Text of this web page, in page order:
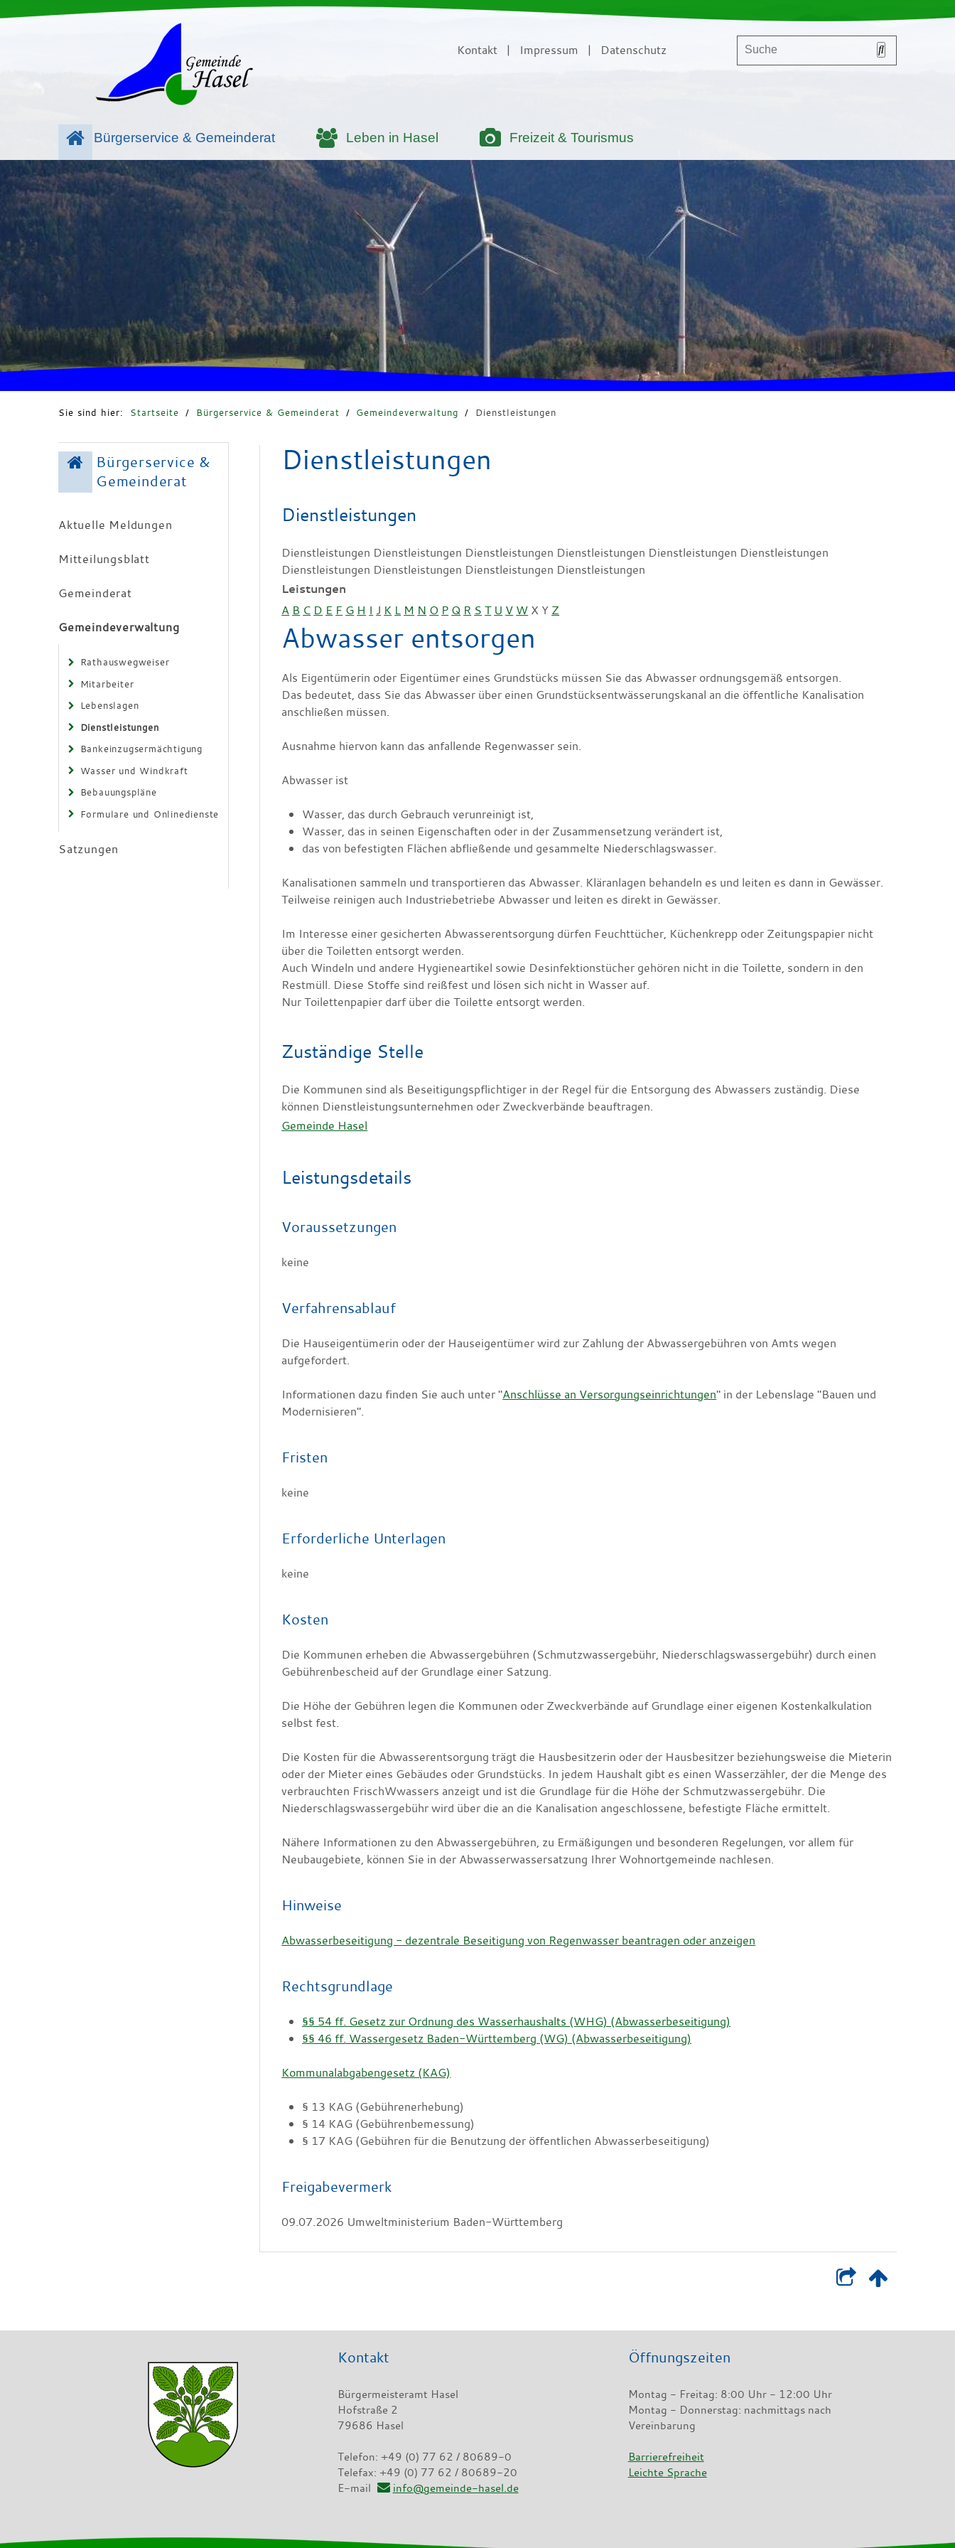
Kontakt | Impressum | Datenschutz
Bürgerservice & Gemeinderat Leben in Hasel Freizeit & Tourismus
Sie sind hier: Startseite / Bürgerservice & Gemeinderat / Gemeindeverwaltung / Dienstleistungen
Bürgerservice &
Gemeinderat
Aktuelle Meldungen
Mitteilungsblatt
Gemeinderat
Gemeindeverwaltung
Rathauswegweiser
Mitarbeiter
Lebenslagen
Dienstleistungen
Bankeinzugsermächtigung
Wasser und Windkraft
Bebauungspläne
Formulare und Onlinedienste
Satzungen
Dienstleistungen
Dienstleistungen
Dienstleistungen Dienstleistungen Dienstleistungen Dienstleistungen Dienstleistungen Dienstleistungen
Dienstleistungen Dienstleistungen Dienstleistungen Dienstleistungen
Leistungen
A B C D E F G H I J K L M N O P Q R S T U V W X Y Z
Abwasser entsorgen
Als Eigentümerin oder Eigentümer eines Grundstücks müssen Sie das Abwasser ordnungsgemäß entsorgen.
Das bedeutet, dass Sie das Abwasser über einen Grundstücksentwässerungskanal an die öffentliche Kanalisation
anschließen müssen.
Ausnahme hiervon kann das anfallende Regenwasser sein.
Abwasser ist
Wasser, das durch Gebrauch verunreinigt ist,
Wasser, das in seinen Eigenschaften oder in der Zusammensetzung verändert ist,
das von befestigten Flächen abfließende und gesammelte Niederschlagswasser.
Kanalisationen sammeln und transportieren das Abwasser. Kläranlagen behandeln es und leiten es dann in Gewässer.
Teilweise reinigen auch Industriebetriebe Abwasser und leiten es direkt in Gewässer.
Im Interesse einer gesicherten Abwasserentsorgung dürfen Feuchttücher, Küchenkrepp oder Zeitungspapier nicht
über die Toiletten entsorgt werden.
Auch Windeln und andere Hygieneartikel sowie Desinfektionstücher gehören nicht in die Toilette, sondern in den
Restmüll. Diese Stoffe sind reißfest und lösen sich nicht in Wasser auf.
Nur Toilettenpapier darf über die Toilette entsorgt werden.
Zuständige Stelle
Die Kommunen sind als Beseitigungspflichtiger in der Regel für die Entsorgung des Abwassers zuständig. Diese
können Dienstleistungsunternehmen oder Zweckverbände beauftragen.
Gemeinde Hasel
Leistungsdetails
Voraussetzungen
keine
Verfahrensablauf
Die Hauseigentümerin oder der Hauseigentümer wird zur Zahlung der Abwassergebühren von Amts wegen
aufgefordert.
Informationen dazu finden Sie auch unter "Anschlüsse an Versorgungseinrichtungen" in der Lebenslage "Bauen und
Modernisieren".
Fristen
keine
Erforderliche Unterlagen
keine
Kosten
Die Kommunen erheben die Abwassergebühren (Schmutzwassergebühr, Niederschlagswassergebühr) durch einen
Gebührenbescheid auf der Grundlage einer Satzung.
Die Höhe der Gebühren legen die Kommunen oder Zweckverbände auf Grundlage einer eigenen Kostenkalkulation
selbst fest.
Die Kosten für die Abwasserentsorgung trägt die Hausbesitzerin oder der Hausbesitzer beziehungsweise die Mieterin
oder der Mieter eines Gebäudes oder Grundstücks. In jedem Haushalt gibt es einen Wasserzähler, der die Menge des
verbrauchten FrischWwassers anzeigt und ist die Grundlage für die Höhe der Schmutzwassergebühr. Die
Niederschlagswassergebühr wird über die an die Kanalisation angeschlossene, befestigte Fläche ermittelt.
Nähere Informationen zu den Abwassergebühren, zu Ermäßigungen und besonderen Regelungen, vor allem für
Neubaugebiete, können Sie in der Abwasserwassersatzung Ihrer Wohnortgemeinde nachlesen.
Hinweise
Abwasserbeseitigung - dezentrale Beseitigung von Regenwasser beantragen oder anzeigen
Rechtsgrundlage
§§ 54 ff. Gesetz zur Ordnung des Wasserhaushalts (WHG) (Abwasserbeseitigung)
§§ 46 ff. Wassergesetz Baden-Württemberg (WG) (Abwasserbeseitigung)
Kommunalabgabengesetz (KAG)
§ 13 KAG (Gebührenerhebung)
§ 14 KAG (Gebührenbemessung)
§ 17 KAG (Gebühren für die Benutzung der öffentlichen Abwasserbeseitigung)
Freigabevermerk
09.07.2026 Umweltministerium Baden-Württemberg
Kontakt
Bürgermeisteramt Hasel
Hofstraße 2
79686 Hasel
Telefon: +49 (0) 77 62 / 80689-0
Telefax: +49 (0) 77 62 / 80689-20
E-mail
info@gemeinde-hasel.de
Öffnungszeiten
Montag - Freitag: 8:00 Uhr - 12:00 Uhr
Montag - Donnerstag: nachmittags nach
Vereinbarung
Barrierefreiheit
Leichte Sprache